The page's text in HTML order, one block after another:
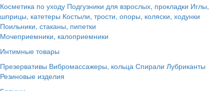
Косметика по уходу Подгузники для взрослых, прокладки Иглы,
шприцы, катетеры Костыли, трости, опоры, коляски, ходунки
Поильники, стаканы, пипетки
Мочеприемники, калоприемники
Интимные товары
Презервативы Вибромассажеры, кольца Спирали Лубриканты
Резиновые изделия